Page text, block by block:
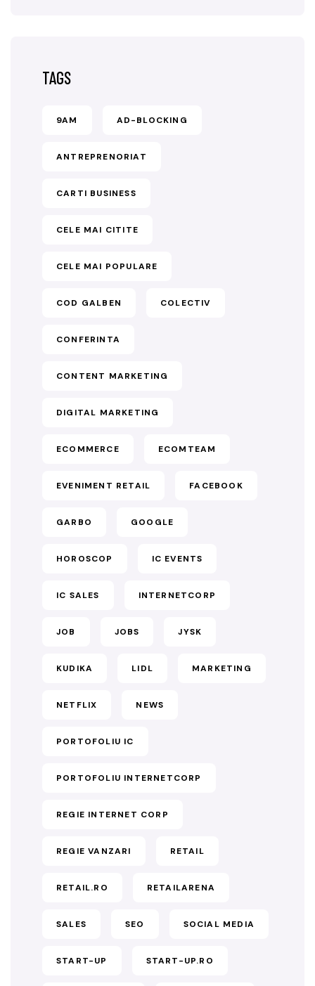
TAGS
9AM AD-BLOCKING
ANTREPRENORIAT
CARTI BUSINESS
CELE MAI CITITE
CELE MAI POPULARE
COD GALBEN COLECTIV
CONFERINTA
CONTENT MARKETING
DIGITAL MARKETING
ECOMMERCE ECOMTEAM
EVENIMENT RETAIL FACEBOOK
GARBO GOOGLE
HOROSCOP IC EVENTS
IC SALES INTERNETCORP
JOB JOBS JYSK
KUDIKA LIDL MARKETING
NETFLIX NEWS
PORTOFOLIU IC
PORTOFOLIU INTERNETCORP
REGIE INTERNET CORP
REGIE VANZARI RETAIL
RETAIL.RO RETAILARENA
SALES SEO SOCIAL MEDIA
START-UP START-UP.RO